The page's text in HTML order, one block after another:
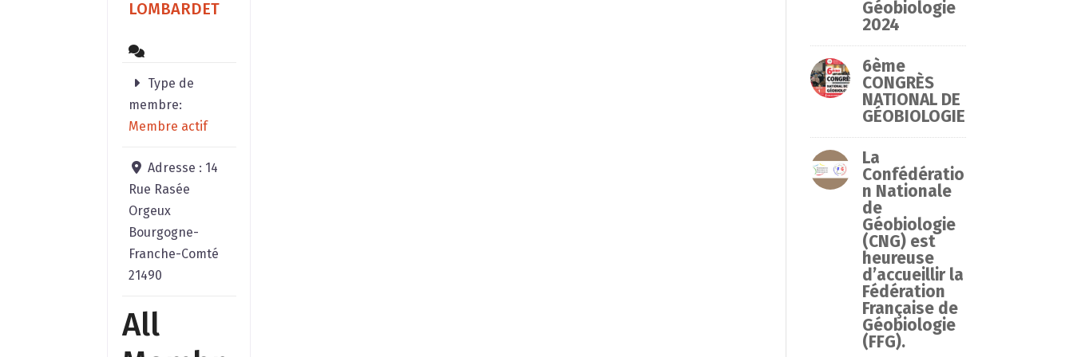
relier les niveaux
ESPRITPrendre
LOMBARDET
Type de
membre:
Membre actif
Adresse : 14
Rue Rasée
Orgeux
Bourgogne-
Franche-Comté
21490
All
Géobiologie
2024
6ème
CONGRÈS
NATIONAL DE
GÉOBIOLOGIE
La
Confédératio
n Nationale
de
Géobiologie
(CNG) est
heureuse
d’accueillir la
Fédération
Française de
Géobiologie
(FFG).